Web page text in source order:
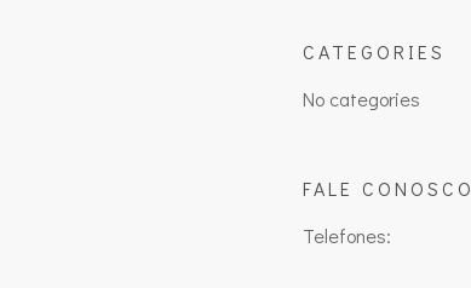
CATEGORIES
No categories
FALE CONOSCO
Telefones: